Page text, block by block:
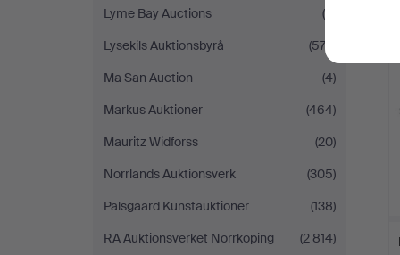
Lyme Bay Auctions
(5)
Lysekils Auktionsbyrå
(573)
Ma San Auction
(4)
Markus Auktioner
(464)
Mauritz Widforss
(20)
Norrlands Auktionsverk
(305)
Palsgaard Kunstauktioner
(138)
RA Auktionsverket Norrköping
(2 814)